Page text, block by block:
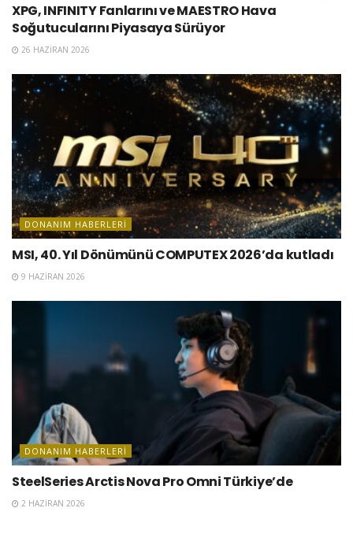
XPG, INFINITY Fanlarını ve MAESTRO Hava
Soğutucularını Piyasaya Sürüyor
26 HAZIRAN 2026
DONANIM HABERLERI
MSI, 40. Yıl Dönümünü COMPUTEX 2026’da kutladı
9 HAZIRAN 2026
DONANIM HABERLERI
SteelSeries Arctis Nova Pro Omni Türkiye’de
2 HAZIRAN 2026